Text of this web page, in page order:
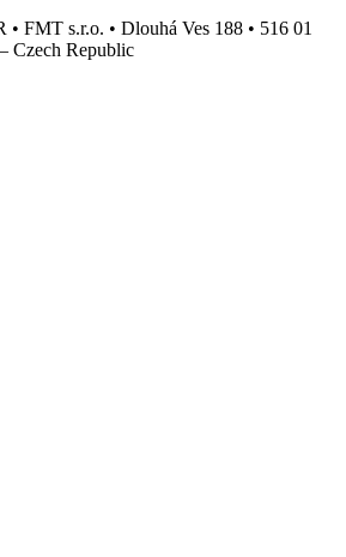
FMT s.r.o. • Dlouhá Ves 188 • 516 01
Czech Republic